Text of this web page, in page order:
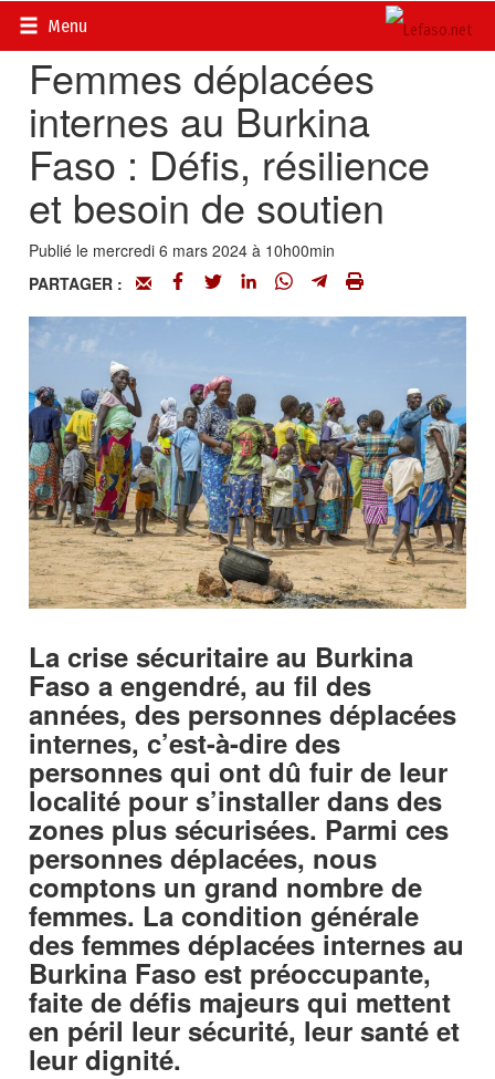
Menu
Accueil>
Femmes déplacées
internes au Burkina
Faso : Défis, résilience
et besoin de soutien
Publié le mercredi 6 mars 2024 à 10h00min
PARTAGER :
La crise sécuritaire au Burkina
Faso a engendré, au fil des
années, des personnes déplacées
internes, c’est-à-dire des
personnes qui ont dû fuir de leur
localité pour s’installer dans des
zones plus sécurisées. Parmi ces
personnes déplacées, nous
comptons un grand nombre de
femmes. La condition générale
des femmes déplacées internes au
Burkina Faso est préoccupante,
faite de défis majeurs qui mettent
en péril leur sécurité, leur santé et
leur dignité.